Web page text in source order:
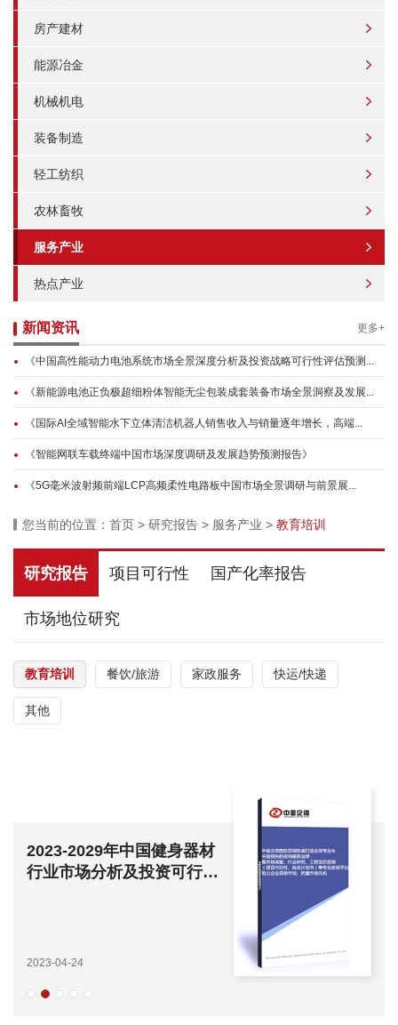
房产建材
能源冶金
机械机电
装备制造
轻工纺织
农林畜牧
服务产业
热点产业
新闻资讯 更多+
《中国高性能动力电池系统市场全景深度分析及投资战略可行性评估预测...
《新能源电池正负极超细粉体智能无尘包装成套装备市场全景洞察及发展...
《国际AI全域智能水下立体清洁机器人销售收入与销量逐年增长，高端...
《智能网联车载终端中国市场深度调研及发展趋势预测报告》
《5G毫米波射频前端LCP高频柔性电路板中国市场全景调研与前景展...
您当前的位置： 首页 > 研究报告 > 服务产业 > 教育培训
研究报告 项目可行性 国产化率报告
市场地位研究
教育培训 餐饮/旅游 家政服务 快运/快递
其他
2023-2029年中国健身器材
行业市场分析及投资可行性
2023-04-24